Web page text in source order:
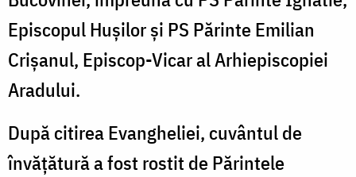
Episcopul Hușilor și PS Părinte Emilian
Crișanul, Episcop-Vicar al Arhiepiscopiei
Aradului.
După citirea Evangheliei, cuvântul de
învățătură a fost rostit de Părintele